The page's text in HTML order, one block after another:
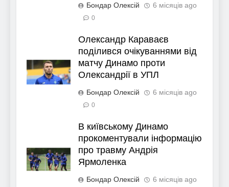
Бондар Олексій 6 місяців ago
0
Олександр Караваєв
поділився очікуваннями від
матчу Динамо проти
Олександрії в УПЛ
Бондар Олексій 6 місяців ago
0
В київському Динамо
прокоментували інформацію
про травму Андрія
Ярмоленка
Бондар Олексій 6 місяців ago